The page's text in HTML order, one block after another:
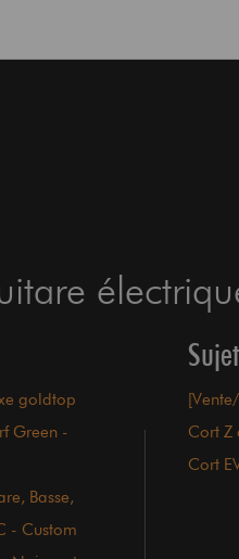
goldtop
Green -
Basse,
- Custom
Cort Z
Cort